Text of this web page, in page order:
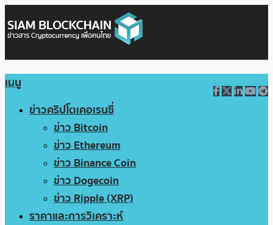
เมนู
ข่าวคริปโตเคอเรนซี่
ข่าว Bitcoin
ข่าว Ethereum
ข่าว Binance Coin
ข่าว Dogecoin
ข่าว Ripple (XRP)
ราคาและการวิเคราะห์